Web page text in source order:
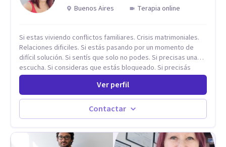
Buenos Aires
Terapia online
Si estas viviendo conflictos familiares. Crisis matrimoniales.
Relaciones dificiles. Si estás pasando por un momento de
difícil solución. Si sentís que solo no podes. Si precisas una
escucha. Si consideras que estás bloqueado. Si precisás
comprensión. Si no logras definir proyectos, objetivos,
sueños, deseos. Si pensás que lo que te pasa no es tan
grave, pero podría ayudar. Si estás en adicciones y tu
intención es hacer algo con lo que te está pasando. No dudes
en comunicarte a fin de comenzar a resolver la situación que
Ver perfil
Contactar